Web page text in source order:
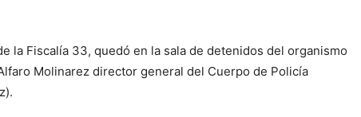
la Fiscalía 33, quedó en la sala de detenidos del organismo
Molinarez director general del Cuerpo de Policía